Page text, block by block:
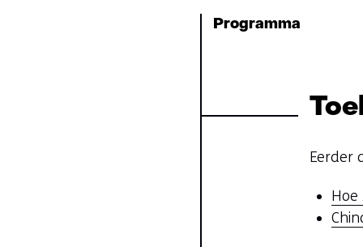
Programma
Eerder
Hoe